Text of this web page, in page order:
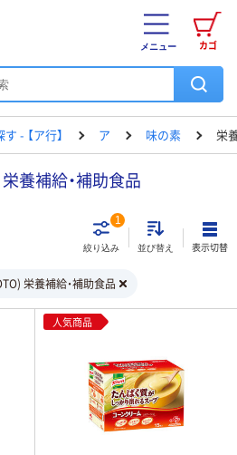
カゴ
メニュー
- 【ア行】 ア 味の素 栄
養補給・補助食品
絞り込み
1
並び替え 表示切替
栄養補給・補助食品
人気商品